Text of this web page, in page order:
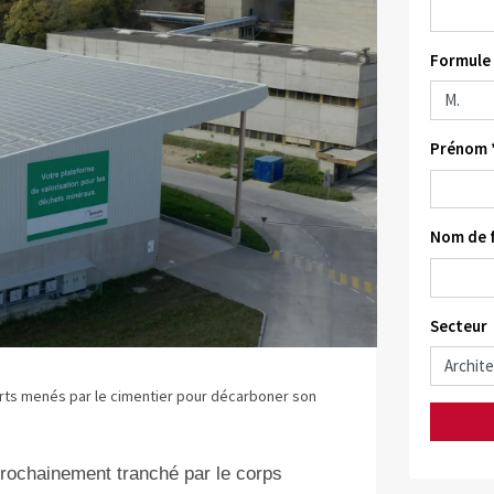
menés par le cimentier pour décarboner son
tranché par le corps
Prénom
Nom de
Secteur